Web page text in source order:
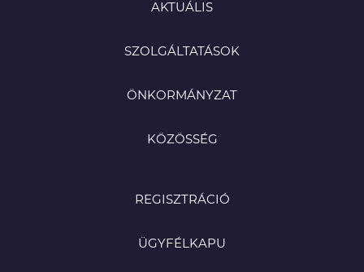
AKTUÁLIS
SZOLGÁLTATÁSOK
ÖNKORMÁNYZAT
KÖZÖSSÉG
REGISZTRÁCIÓ
ÜGYFÉLKAPU